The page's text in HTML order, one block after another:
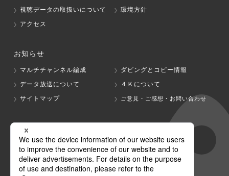
視聴データの取扱いについて
環境方針
アクセス
お知らせ
マルチチャンネル編成
ダビングとコピー情報
データ放送について
４Ｋについて
サイトマップ
ご意見・ご感想・お問い合わせ
グループ会社
テレビ朝日 テレ朝チャンネル